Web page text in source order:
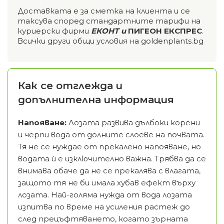
Доставката е за сметка на клиента и се
таксува според стандартните тарифи на
куриерски фирми ЕКОНТ и ПИГЕОН ЕКСПРЕС.
Всички други общи условия на goldenplants.bg
Как се отглежда и
допълнителна информация
Напояване: Лозата развива дълбоки корени
и черпи вода от долните слоеве на почвата.
Тя не се нуждае от прекалено напояване, но
водата ѝ е изключително важна. Трябва да се
внимава обаче да не се прекалява с влагата,
защото тя не би имала хубав ефект върху
лозата. Най-голяма нужда от вода лозата
изпитва по време на усиления растеж до
след прецъфтяването, когато зърната